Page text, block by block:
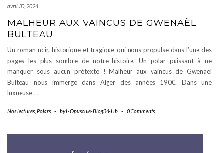
avril 30, 2024
MALHEUR AUX VAINCUS DE GWENAËL
BULTEAU
Un roman noir, historique et tragique qui nous propulse dans l’une des
pages les plus sombre de notre histoire. Un polar puissant à ne
manquer sous aucun prétexte ! Malheur aux vaincus de Gwenaël
Bulteau nous immerge dans Alger des années 1900. Dans une
luxueuse …
Nos lectures Polars - byL-Opuscule-Blog34-Lib - 0 Comments